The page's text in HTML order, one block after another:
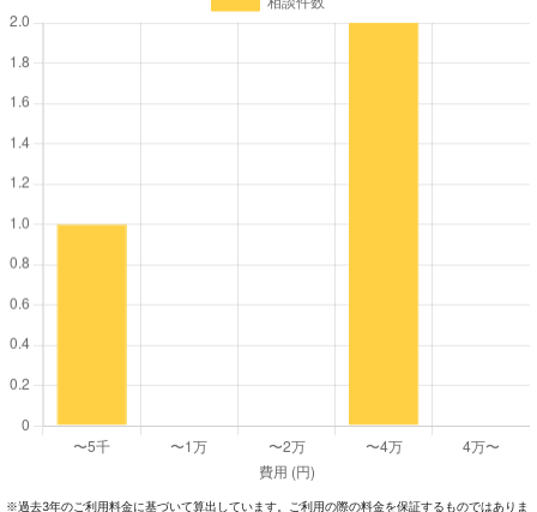
※過去3年のご利⽤料⾦に基づいて算出しています。ご利⽤の際の料⾦を保証するものではありま